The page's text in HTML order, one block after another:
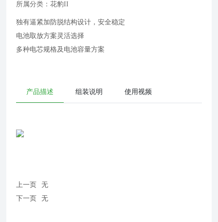
所属分类：花豹II
独有逼紧加防脱结构设计，安全稳定
电池取放方案灵活选择
多种电芯规格及电池容量方案
产品描述 组装说明 使用视频
上一页 无
无
下一页